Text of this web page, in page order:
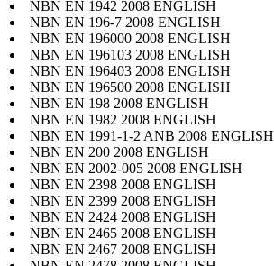
NBN EN 1942 2008 ENGLISH
NBN EN 196-7 2008 ENGLISH
NBN EN 196000 2008 ENGLISH
NBN EN 196103 2008 ENGLISH
NBN EN 196403 2008 ENGLISH
NBN EN 196500 2008 ENGLISH
NBN EN 198 2008 ENGLISH
NBN EN 1982 2008 ENGLISH
NBN EN 1991-1-2 ANB 2008 ENGLISH
NBN EN 200 2008 ENGLISH
NBN EN 2002-005 2008 ENGLISH
NBN EN 2398 2008 ENGLISH
NBN EN 2399 2008 ENGLISH
NBN EN 2424 2008 ENGLISH
NBN EN 2465 2008 ENGLISH
NBN EN 2467 2008 ENGLISH